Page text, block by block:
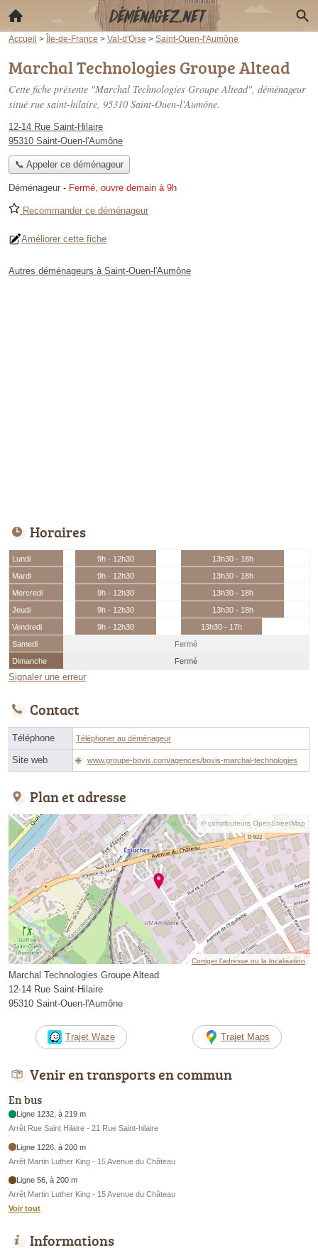
Accueil > Île-de-France > Val-d'Oise > Saint-Ouen-l'Aumône
Marchal Technologies Groupe Altead
Cette fiche présente "Marchal Technologies Groupe Altead", déménageur
situé rue saint-hilaire, 95310 Saint-Ouen-l'Aumône.
12-14 Rue Saint-Hilaire
95310 Saint-Ouen-l'Aumône
📞 Appeler ce déménageur
Déménageur - Fermé, ouvre demain à 9h
Recommander ce déménageur
Améliorer cette fiche
Autres déménageurs à Saint-Ouen-l'Aumône
Horaires
Lundi 9h - 12h30
13h30 - 18h
Mardi
9h - 12h30
13h30 - 18h
Mercredi
9h - 12h30
13h30 - 18h
Jeudi
9h - 12h30
13h30 - 18h
Vendredi
9h - 12h30
13h30 - 17h
Samedi
Fermé
Dimanche
Fermé
Signaler une erreur
Contact
Téléphone Téléphoner au déménageur
Site web www.groupe-bovis.com/agences/bovis-marchal-technologies
Plan et adresse
© contributeurs OpenStreetMap
Corriger l’adresse ou la localisation
Marchal Technologies Groupe Altead
12-14 Rue Saint-Hilaire
95310 Saint-Ouen-l'Aumône
Trajet Waze Trajet Maps
Venir en transports en commun
En bus
Ligne 1232, à 219 m
Arrêt Rue Saint Hilaire - 21 Rue Saint-hilaire
Ligne 1226, à 200 m
Arrêt Martin Luther King - 15 Avenue du Château
Ligne 56, à 200 m
Arrêt Martin Luther King - 15 Avenue du Château
Voir tout
Informations